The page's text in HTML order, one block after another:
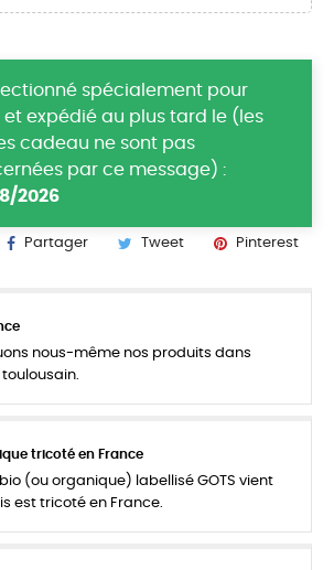
spécialement pour
et expédié au plus tard le (les
cadeau ne sont pas
par ce message) :
2026
Partager Tweet Pinterest
nous-même nos produits dans
tricoté en France
(ou organique) labellisé GOTS vient
est tricoté en France.